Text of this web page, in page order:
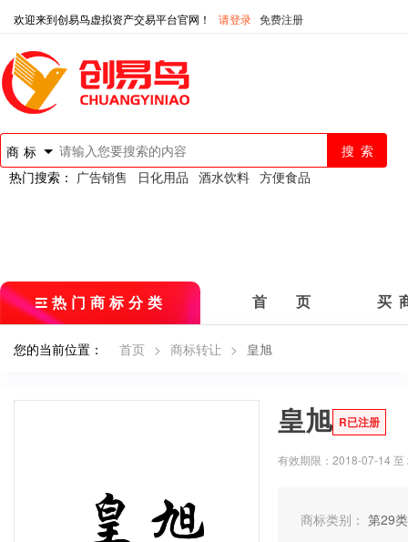
欢迎来到创易鸟虚拟资产交易平台官网！ 请登录 免费注册
商标
热门搜索： 广告销售 日化用品 酒水饮料 方便食品
热门商标分类 首 页 买
您的当前位置： 首页 > 商标转让 > 皇旭
皇旭 R已注册
有效期限：2018-07-14
商标类别： 第29